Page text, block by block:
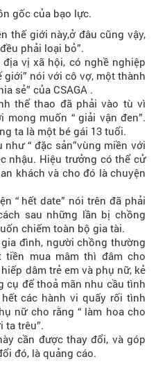
gốc của bạo lực.
thế giới này,ở đâu cũng vậy,
phải loại bỏ”.
vị xã hội, có nghề nghiệp
giới” nói với cô vợ, một thành
sẻ” của CSAGA .
thể thao đã phải vào tù vì
muốn “ giải vận đen”.
ta là một bé gái 13 tuổi.
“ đặc sản”vùng miền với
nhậu. Hiệu trưởng có thể cử
khách và cho đó là chuyện
“ hết date” nói trên đã phải
sau những lần bị chồng
chiếm toàn bộ gia tài.
đình, người chồng thường
mua mâm thì đâm cho
dâm trẻ em và phụ nữ, kẻ
cụ để thoả mãn nhu cầu tình
các hành vi quấy rối tình
nữ cho rằng “ làm hoa cho
ta trêu”.
cần được thay đổi, và góp
đó, là quảng cáo.